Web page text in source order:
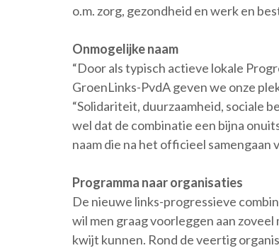
o.m. zorg, gezondheid en werk en
Onmogelijke naam
“Door als typisch actieve lokale
GroenLinks-PvdA geven we onze
“Solidariteit, duurzaamheid, sociale
wel dat de combinatie een bijna
naam die na het officieel samengaan
Programma naar organisaties
De nieuwe links-progressieve
wil men graag voorleggen aan
kwijt kunnen. Rond de veertig